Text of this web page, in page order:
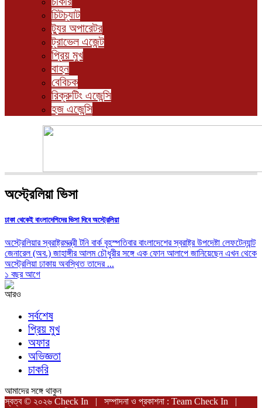
চিটচ্যাট
ট্যুর অপারেটর
ট্রাভেল এজেন্ট
প্রিয় মুখ
বাহন
বেবিচক
রিক্রুটিং এজেন্সি
হজ এজেন্সি
অস্ট্রেলিয়া ভিসা
ঢাকা থেকেই বাংলাদেশিদের ভিসা দিবে অস্ট্রেলিয়া
অস্ট্রেলিয়ার স্বরাষ্ট্রমন্ত্রী টনি বার্ক বৃহস্পতিবার বাংলাদেশের স্বরাষ্ট্র উপদেষ্টা লেফটেন্যান্ট
জেনারেল (অব.) জাহাঙ্গীর আলম চৌধুরীর সঙ্গে এক ফোন আলাপে জানিয়েছেন এখন থেকে
অস্ট্রেলিয়া ঢাকায় অবস্থিত তাদের ...
১ বছর আগে
আরও
সর্বশেষ
প্রিয় মুখ
অফার
অভিজ্ঞতা
চাকরি
আমাদের সঙ্গে থাকুন
স্বত্ব © ২০২৬ Check In | সম্পাদনা ও প্রকাশনা : Team Check In |